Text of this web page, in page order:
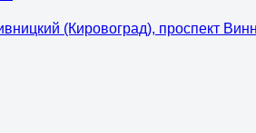
(Кировоград), проспект